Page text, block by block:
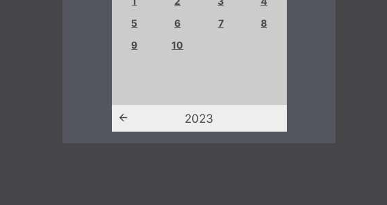
5
6 7
8
9
10
2023